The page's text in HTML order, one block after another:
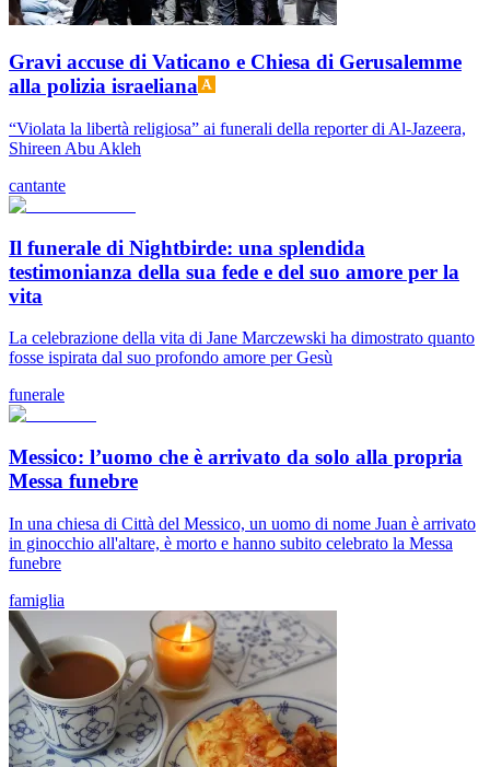
Gravi accuse di Vaticano e Chiesa di Gerusalemme
alla polizia israeliana
“Violata la libertà religiosa” ai funerali della reporter di Al-Jazeera,
Shireen Abu Akleh
cantante
Il funerale di Nightbirde: una splendida
testimonianza della sua fede e del suo amore per la
vita
La celebrazione della vita di Jane Marczewski ha dimostrato quanto
fosse ispirata dal suo profondo amore per Gesù
funerale
Messico: l’uomo che è arrivato da solo alla propria
Messa funebre
In una chiesa di Città del Messico, un uomo di nome Juan è arrivato
in ginocchio all'altare, è morto e hanno subito celebrato la Messa
funebre
famiglia